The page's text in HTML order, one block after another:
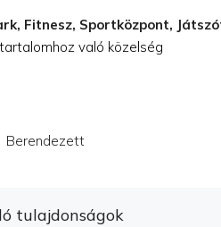
Fitnesz, Sportközpont,
való közelség
Berendezett
tulajdonságok